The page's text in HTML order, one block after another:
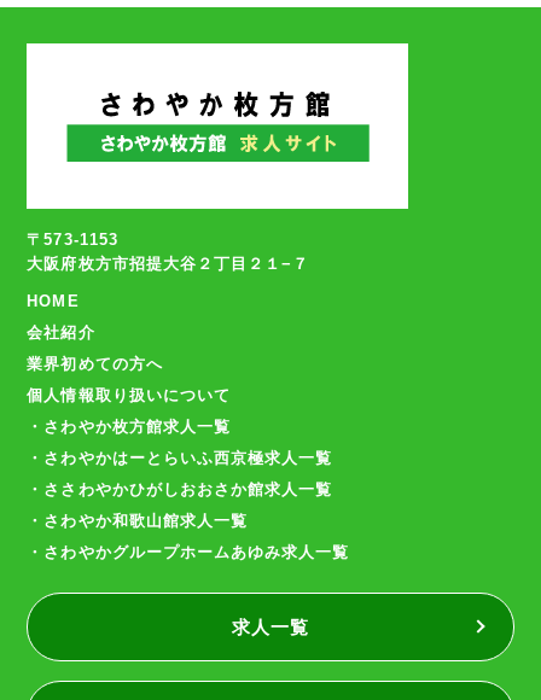
〒573-1153
大阪府枚方市招提大谷２丁目２１−７
HOME
会社紹介
業界初めての方へ
個人情報取り扱いについて
・さわやか枚方館求人一覧
・さわやかはーとらいふ西京極求人一覧
・ささわやかひがしおおさか館求人一覧
・さわやか和歌山館求人一覧
・さわやかグループホームあゆみ求人一覧
求人一覧